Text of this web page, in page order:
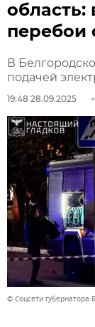
область:
перебои
В
подачей
19:48 28.09.2025
© Соцсети губернатора